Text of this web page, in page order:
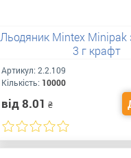
Льодяник Mintex Minipak
3 г крафт
Артикул:2.2.109
Кількість: 10000
від 8.01 ₴